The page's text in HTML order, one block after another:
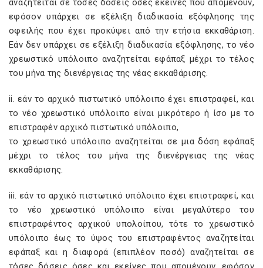
αναζητείται σε τόσες δόσεις όσες εκείνες που απομένουν,
εφόσον υπάρχει σε εξέλιξη διαδικασία εξόφλησης της
οφειλής που έχει προκύψει από την ετήσια εκκαθάριση.
Εάν δεν υπάρχει σε εξέλιξη διαδικασία εξόφλησης, το νέο
χρεωστικό υπόλοιπο αναζητείται εφάπαξ μέχρι το τέλος
του μήνα της διενέργειας της νέας εκκαθάρισης.
ii. εάν το αρχικό πιστωτικό υπόλοιπο έχει επιστραφεί, και
το νέο χρεωστικό υπόλοιπο είναι μικρότερο ή ίσο με το
επιστραφέν αρχικό πιστωτικό υπόλοιπο,
το χρεωστικό υπόλοιπο αναζητείται σε μια δόση εφάπαξ
μέχρι το τέλος του μήνα της διενέργειας της νέας
εκκαθάρισης.
iii. εάν το αρχικό πιστωτικό υπόλοιπο έχει επιστραφεί, και
το νέο χρεωστικό υπόλοιπο είναι μεγαλύτερο του
επιστραφέντος αρχικού υπολοίπου, τότε το χρεωστικό
υπόλοιπο έως το ύψος του επιστραφέντος αναζητείται
εφάπαξ και η διαφορά (επιπλέον ποσό) αναζητείται σε